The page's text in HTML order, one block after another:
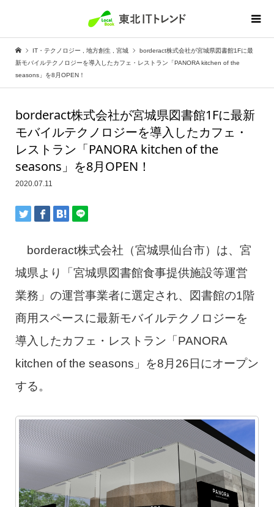
IT・テクノロジー 地方創生 宮城
borderact株式会社が宮城県図書館1Fに最
新モバイルテクノロジーを導入したカフェ・レストラン「PANORA kitchen of the
seasons」を8月OPEN！
borderact株式会社が宮城県図書館1Fに最新
モバイルテクノロジーを導入したカフェ・
レストラン「PANORA kitchen of the
seasons」を8月OPEN！
2020.07.11
borderact株式会社（宮城県仙台市）は、宮
城県より「宮城県図書館食事提供施設等運営
業務」の運営事業者に選定され、図書館の1階
商用スペースに最新モバイルテクノロジーを
導入したカフェ・レストラン「PANORA
kitchen of the seasons」を8月26日にオープン
する。